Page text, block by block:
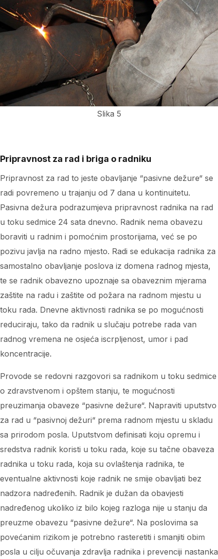
Slika 5
Pripravnost za rad i briga o radniku
Pripravnost za rad to jeste obavljanje “pasivne dežure“ se
radi povremeno u trajanju od 7 dana u kontinuitetu.
Pasivna dežura podrazumjeva pripravnost radnika na rad
u toku sedmice 24 sata dnevno. Radnik nema obavezu
boraviti u radnim i pomoćnim prostorijama, već se po
pozivu javlja na radno mjesto. Radi se edukacija radnika za
samostalno obavljanje poslova iz domena radnog mjesta,
te se radnik obavezno upoznaje sa obaveznim mjerama
zaštite na radu i zaštite od požara na radnom mjestu u
toku rada. Dnevne aktivnosti radnika se po mogućnosti
reduciraju, tako da radnik u slučaju potrebe rada van
radnog vremena ne osjeća iscrpljenost, umor i pad
koncentracije.
Provode se redovni razgovori sa radnikom u toku sedmice
o zdravstvenom i opštem stanju, te mogućnosti
preuzimanja obaveze “pasivne dežure“. Napraviti uputstvo
za rad u “pasivnoj dežuri“ prema radnom mjestu u skladu
sa prirodom posla. Uputstvom definisati koju opremu i
sredstva radnik koristi u toku rada, koje su tačne obaveza
radnika u toku rada, koja su ovlaštenja radnika, te
eventualne aktivnosti koje radnik ne smije obavljati bez
nadzora nadređenih. Radnik je dužan da obavjesti
nadređenog ukoliko iz bilo kojeg razloga nije u stanju da
preuzme obavezu “pasivne dežure“. Na poslovima sa
povećanim rizikom je potrebno rasteretiti i smanjiti obim
posla u cilju očuvanja zdravlja radnika i prevenciji nastanka